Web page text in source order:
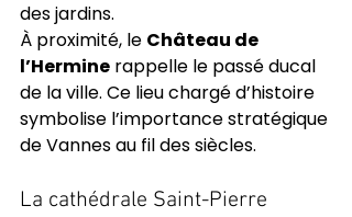
des jardins.
À proximité, le Château de
l’Hermine rappelle le passé ducal
de la ville. Ce lieu chargé d’histoire
symbolise l’importance stratégique
de Vannes au fil des siècles.
La cathédrale Saint-Pierre